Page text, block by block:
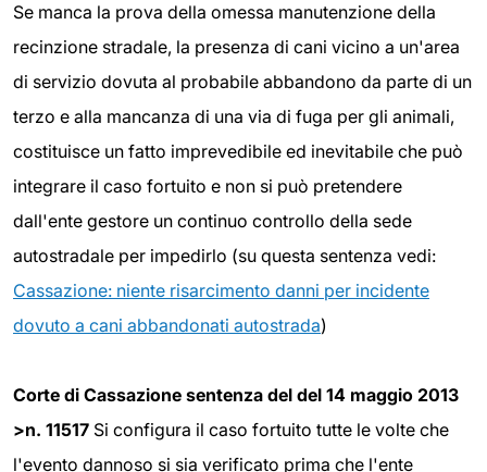
Se manca la prova della omessa manutenzione della
recinzione stradale, la presenza di cani vicino a un'area
di servizio dovuta al probabile abbandono da parte di un
terzo e alla mancanza di una via di fuga per gli animali,
costituisce un fatto imprevedibile ed inevitabile che può
integrare il caso fortuito e non si può pretendere
dall'ente gestore un continuo controllo della sede
autostradale per impedirlo (su questa sentenza vedi:
Cassazione: niente risarcimento danni per incidente
dovuto a cani abbandonati autostrada)
Corte di Cassazione sentenza del del 14 maggio 2013
>n. 11517 Si configura il caso fortuito tutte le volte che
l'evento dannoso si sia verificato prima che l'ente